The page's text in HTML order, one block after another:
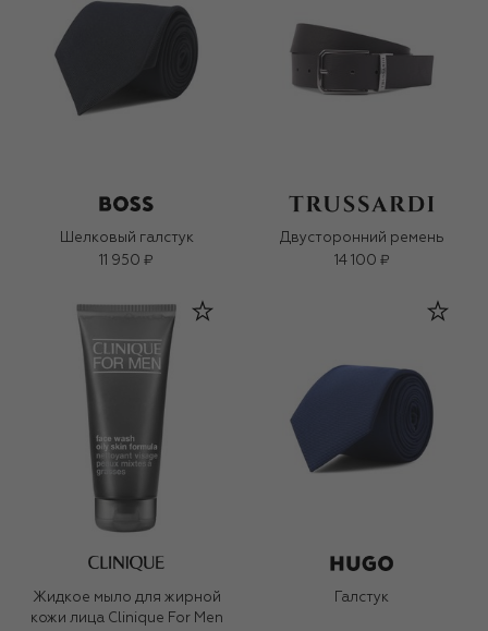
Шелковый галстук
11 950 ₽
Двусторонний ремень
14 100 ₽
Жидкое мыло для жирной
кожи лица Clinique For Men
Галстук